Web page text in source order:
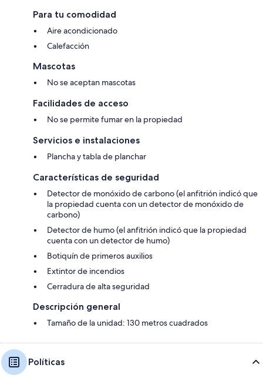
Para tu comodidad
Aire acondicionado
Calefacción
Mascotas
No se aceptan mascotas
Facilidades de acceso
No se permite fumar en la propiedad
Servicios e instalaciones
Plancha y tabla de planchar
Características de seguridad
Detector de monóxido de carbono (el anfitrión indicó que
la propiedad cuenta con un detector de monóxido de
carbono)
Detector de humo (el anfitrión indicó que la propiedad
cuenta con un detector de humo)
Botiquín de primeros auxilios
Extintor de incendios
Cerradura de alta seguridad
Descripción general
Tamaño de la unidad: 130 metros cuadrados
Políticas